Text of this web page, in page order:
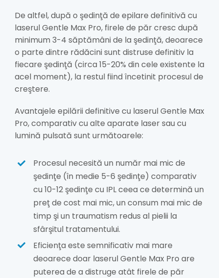
De altfel, după o şedinţă de epilare definitivă cu
laserul Gentle Max Pro, firele de păr cresc după
minimum 3-4 săptămâni de la şedinţă, deoarece
o parte dintre rădăcini sunt distruse definitiv la
fiecare şedinţă (circa 15-20% din cele existente la
acel moment), la restul fiind încetinit procesul de
creştere.
Avantajele epilării definitive cu laserul Gentle Max
Pro, comparativ cu alte aparate laser sau cu
lumină pulsată sunt următoarele:
Procesul necesită un număr mai mic de
şedinţe (în medie 5-6 şedinţe) comparativ
cu 10-12 şedinţe cu IPL ceea ce determină un
preţ de cost mai mic, un consum mai mic de
timp şi un traumatism redus al pielii la
sfârşitul tratamentului.
Eficienţa este semnificativ mai mare
deoarece doar laserul Gentle Max Pro are
puterea de a distruge atât firele de păr